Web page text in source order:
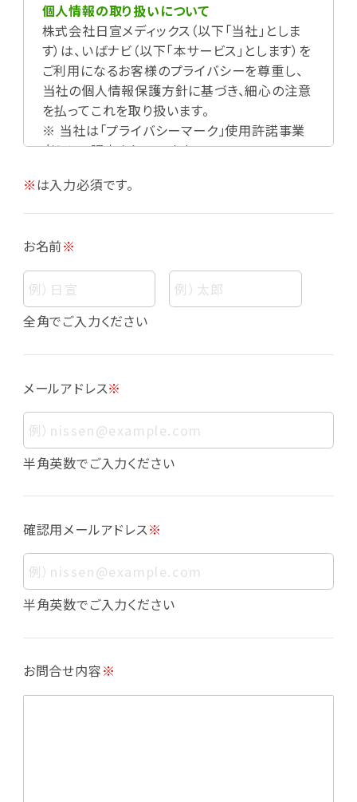
個人情報の取り扱いについて
株式会社日宣メディックス（以下「当社」としま
す）は、いばナビ（以下「本サービス」とします）を
ご利用になるお客様のプライバシーを尊重し、
当社の個人情報保護方針に基づき、細心の注意
を払ってこれを取り扱います。
※ 当社は「プライバシーマーク」使用許諾事業
者として認定されています。
個人情報
個人情報とは、お客様個人に関する情報であっ
て、当該情報を構成する氏名、住所、電話番号、
す。また、その情報のみでは識別できない場合で
も、他の情報と容易に照合することで、結果的に
お客様個人を識別できるものも個人情報に含ま
れます。
個人情報の利用目的について
下の通りであり、これらの目的達成の範囲を超
えてお客様の個人情報を利用することはありま
せん。
・会員登録者の個人認証
・会員ポイントプログラムの運営
・メールマガジンの配信
・本サービスに関する規約等の変更の通知
※は入力必須です。
お名前※
全角でご入力ください
メールアドレス※
半角英数でご入力ください
確認用メールアドレス※
半角英数でご入力ください
お問合せ内容※